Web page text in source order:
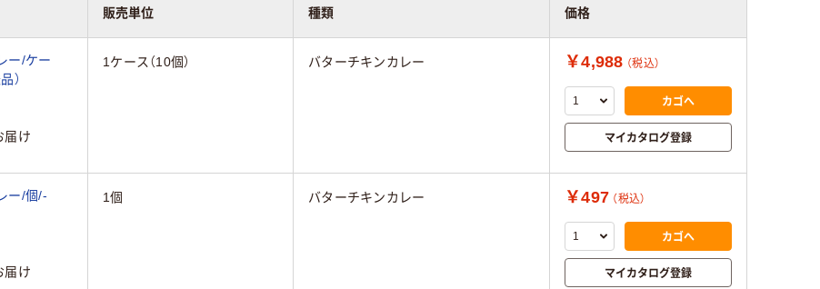
販売単位 種類 価格
ー/ケー
）
届け
1ケース（10個） バターチキンカレー ￥4,988 （税込）
カゴへ
マイカタログ登録
ー/個/-
届け
1個 バターチキンカレー ￥497 （税込）
カゴへ
マイカタログ登録